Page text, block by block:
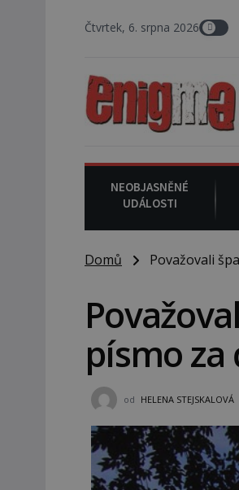
Čtvrtek, 6. srpna 2026
6. srpna 1930:
NEOBJASNĚNÉ
UDÁLOSTI
Domů Považovali
písmo za
od HELENA STEJSKALOVÁ